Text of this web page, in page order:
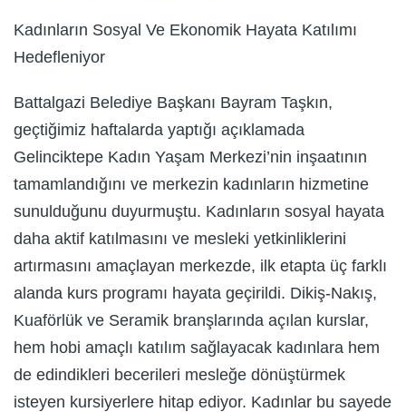
Kadınların Sosyal Ve Ekonomik Hayata Katılımı
Hedefleniyor
Battalgazi Belediye Başkanı Bayram Taşkın,
geçtiğimiz haftalarda yaptığı açıklamada
Gelinciktepe Kadın Yaşam Merkezi’nin inşaatının
tamamlandığını ve merkezin kadınların hizmetine
sunulduğunu duyurmuştu. Kadınların sosyal hayata
daha aktif katılmasını ve mesleki yetkinliklerini
artırmasını amaçlayan merkezde, ilk etapta üç farklı
alanda kurs programı hayata geçirildi. Dikiş-Nakış,
Kuaförlük ve Seramik branşlarında açılan kurslar,
hem hobi amaçlı katılım sağlayacak kadınlara hem
de edindikleri becerileri mesleğe dönüştürmek
isteyen kursiyerlere hitap ediyor. Kadınlar bu sayede